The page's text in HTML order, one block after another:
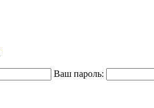
Ваш пароль: